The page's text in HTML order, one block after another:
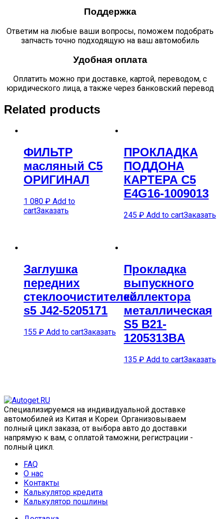
Поддержка
Ответим на любые ваши вопросы, поможем подобрать
запчасть точно подходящую на ваш автомобиль
Удобная оплата
Оплатить можно при доставке, картой, переводом, с
юридического лица, а также через банковский перевод
Related products
ФИЛЬТР
масляный C5
ОРИГИНАЛ
1 080 ₽ Add to
cartЗаказать
ПРОКЛАДКА
ПОДДОНА
КАРТЕРА C5
E4G16-1009013
245 ₽ Add to cartЗаказать
Заглушка
передних
стеклоочистителей
s5 J42-5205171
155 ₽ Add to cartЗаказать
Прокладка
выпускного
коллектора
металлическая
S5 B21-
1205313BA
135 ₽ Add to cartЗаказать
Специализируемся на индивидуальной доставке
автомобилей из Китая и Кореи. Организовываем
полный цикл заказа, от выбора авто до доставки
напрямую к вам, с оплатой таможни, регистрации -
полный цикл.
FAQ
О нас
Контакты
Калькулятор кредита
Калькулятор пошлины